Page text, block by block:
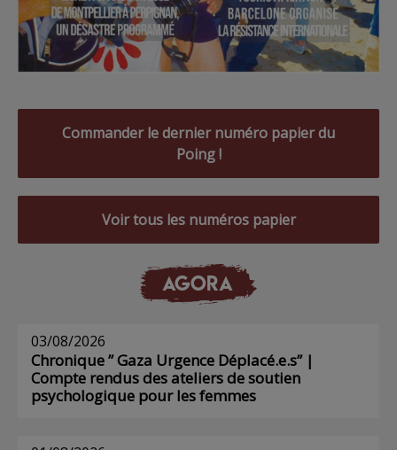
Commander le dernier numéro papier du
Poing !
Voir tous les numéros papier
AGORA
03/08/2026
Chronique ” Gaza Urgence Déplacé.e.s” |
Compte rendus des ateliers de soutien
psychologique pour les femmes